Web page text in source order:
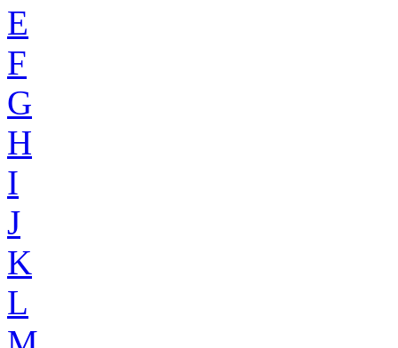
E
F
G
H
I
J
K
L